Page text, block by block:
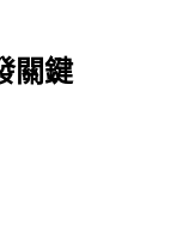
關鍵